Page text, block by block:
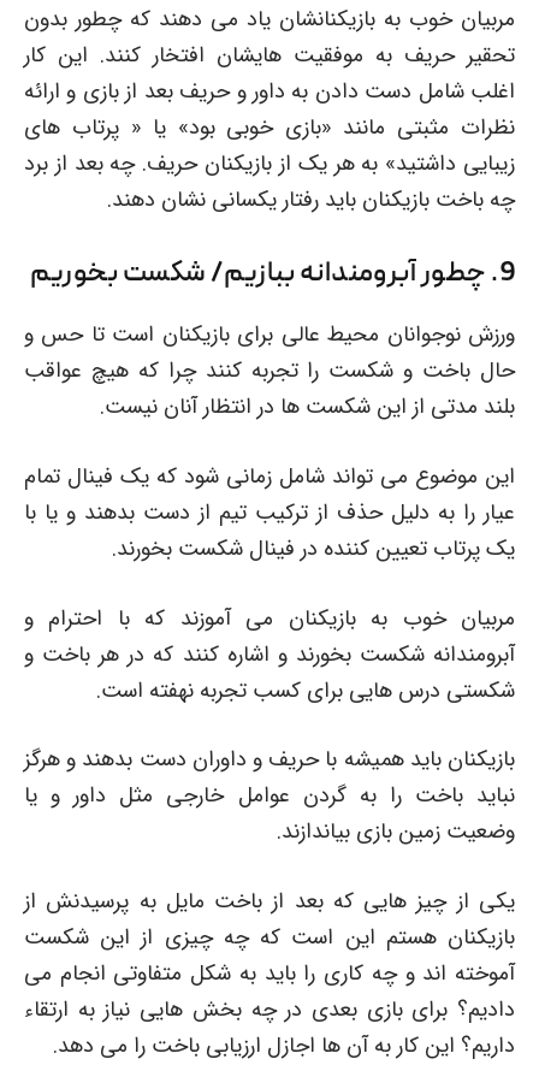
مربیان خوب به بازیکنانشان یاد می دهند که چطور بدون
تحقیر حریف به موفقیت هایشان افتخار کنند. این کار
اغلب شامل دست دادن به داور و حریف بعد از بازی و ارائه
نظرات مثبتی مانند «بازی خوبی بود» یا « پرتاب های
زیبایی داشتید» به هر یک از بازیکنان حریف. چه بعد از برد
چه باخت بازیکنان باید رفتار یکسانی نشان دهند.
9. چطور آبرومندانه ببازیم/ شکست بخوریم
ورزش نوجوانان محیط عالی برای بازیکنان است تا حس و
حال باخت و شکست را تجربه کنند چرا که هیچ عواقب
بلند مدتی از این شکست ها در انتظار آنان نیست.
این موضوع می تواند شامل زمانی شود که یک فینال تمام
عیار را به دلیل حذف از ترکیب تیم از دست بدهند و یا با
یک پرتاب تعیین کننده در فینال شکست بخورند.
مربیان خوب به بازیکنان می آموزند که با احترام و
آبرومندانه شکست بخورند و اشاره کنند که در هر باخت و
شکستی درس هایی برای کسب تجربه نهفته است.
بازیکنان باید همیشه با حریف و داوران دست بدهند و هرگز
نباید باخت را به گردن عوامل خارجی مثل داور و یا
وضعیت زمین بازی بیاندازند.
یکی از چیز هایی که بعد از باخت مایل به پرسیدنش از
بازیکنان هستم این است که چه چیزی از این شکست
آموخته اند و چه کاری را باید به شکل متفاوتی انجام می
دادیم؟ برای بازی بعدی در چه بخش هایی نیاز به ارتقاء
داریم؟ این کار به آن ها اجازل ارزیابی باخت را می دهد.